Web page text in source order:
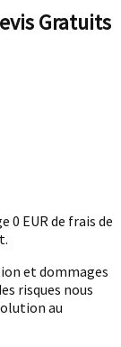
Gratuits
0 EUR de frais de
et dommages
risques nous
au